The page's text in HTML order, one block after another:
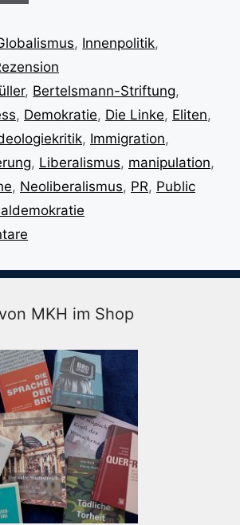
, Innenpolitik,
, Bertelsmann-Striftung,
, Demokratie, Die Linke, Eliten,
, Immigration,
, Liberalismus, manipulation,
, Neoliberalismus, PR, Public
MKH im Shop